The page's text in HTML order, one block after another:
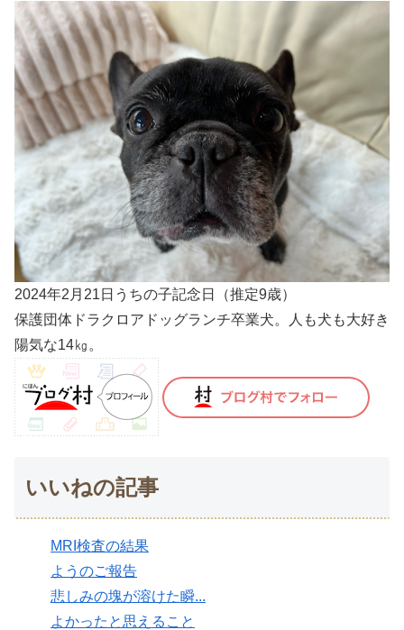
2024年2月21日うちの子記念日（推定9歳）
保護団体ドラクロアドッグランチ卒業犬。人も犬も大好き
陽気な14㎏。
いいねの記事
MRI検査の結果
ようのご報告
悲しみの塊が溶けた瞬...
よかったと思えること